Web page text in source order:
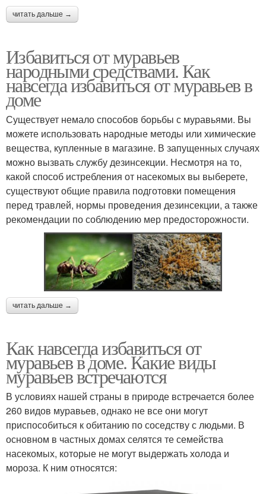
читать дальше →
Избавиться от муравьев
народными средствами. Как
навсегда избавиться от муравьев в
доме
Существует немало способов борьбы с муравьями. Вы
можете использовать народные методы или химические
вещества, купленные в магазине. В запущенных случаях
можно вызвать службу дезинсекции. Несмотря на то,
какой способ истребления от насекомых вы выберете,
существуют общие правила подготовки помещения
перед травлей, нормы проведения дезинсекции, а также
рекомендации по соблюдению мер предосторожности.
читать дальше →
Как навсегда избавиться от
муравьев в доме. Какие виды
муравьев встречаются
В условиях нашей страны в природе встречается более
260 видов муравьев, однако не все они могут
приспособиться к обитанию по соседству с людьми. В
основном в частных домах селятся те семейства
насекомых, которые не могут выдержать холода и
мороза. К ним относятся: